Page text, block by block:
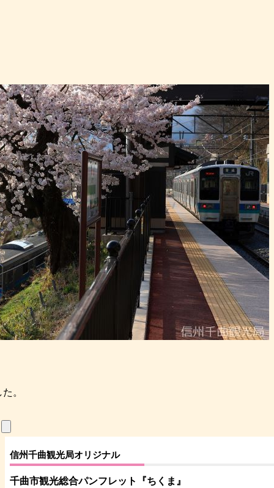
。
信州千曲観光局オリジナル
千曲市観光総合パンフレット 『ちくま 』